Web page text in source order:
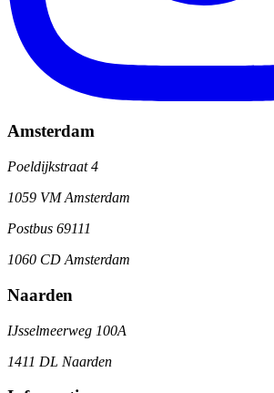
Amsterdam
Poeldijkstraat 4
1059 VM Amsterdam
Postbus 69111
1060 CD Amsterdam
Naarden
IJsselmeerweg 100A
1411 DL Naarden